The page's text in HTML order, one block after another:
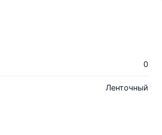
0
Ленточный